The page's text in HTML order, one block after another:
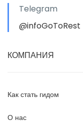
Telegram
@infoGoToRest
КОМПАНИЯ
Как стать гидом
О нас